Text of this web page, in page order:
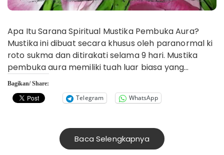
Apa Itu Sarana Spiritual Mustika Pembuka Aura?
Mustika ini dibuat secara khusus oleh paranormal ki
roto sukma dan ditirakati selama 9 hari. Mustika
pembuka aura memiliki tuah luar biasa yang…
Bagikan/ Share:
Telegram WhatsApp
Baca Selengkapnya